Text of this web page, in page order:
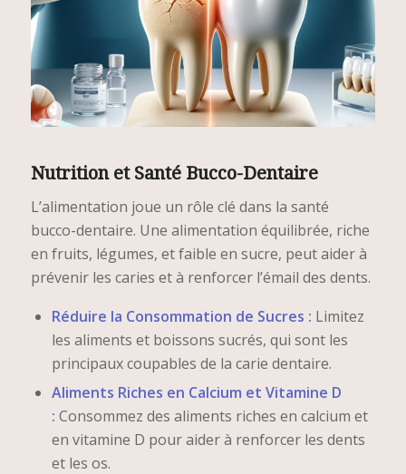
Nutrition et Santé Bucco-Dentaire
L’alimentation joue un rôle clé dans la santé
bucco-dentaire. Une alimentation équilibrée, riche
en fruits, légumes, et faible en sucre, peut aider à
prévenir les caries et à renforcer l’émail des dents.
Réduire la Consommation de Sucres : Limitez
les aliments et boissons sucrés, qui sont les
principaux coupables de la carie dentaire.
Aliments Riches en Calcium et Vitamine D
: Consommez des aliments riches en calcium et
en vitamine D pour aider à renforcer les dents
et les os.